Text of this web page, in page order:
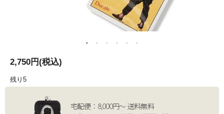
2,750円(税込)
残り5